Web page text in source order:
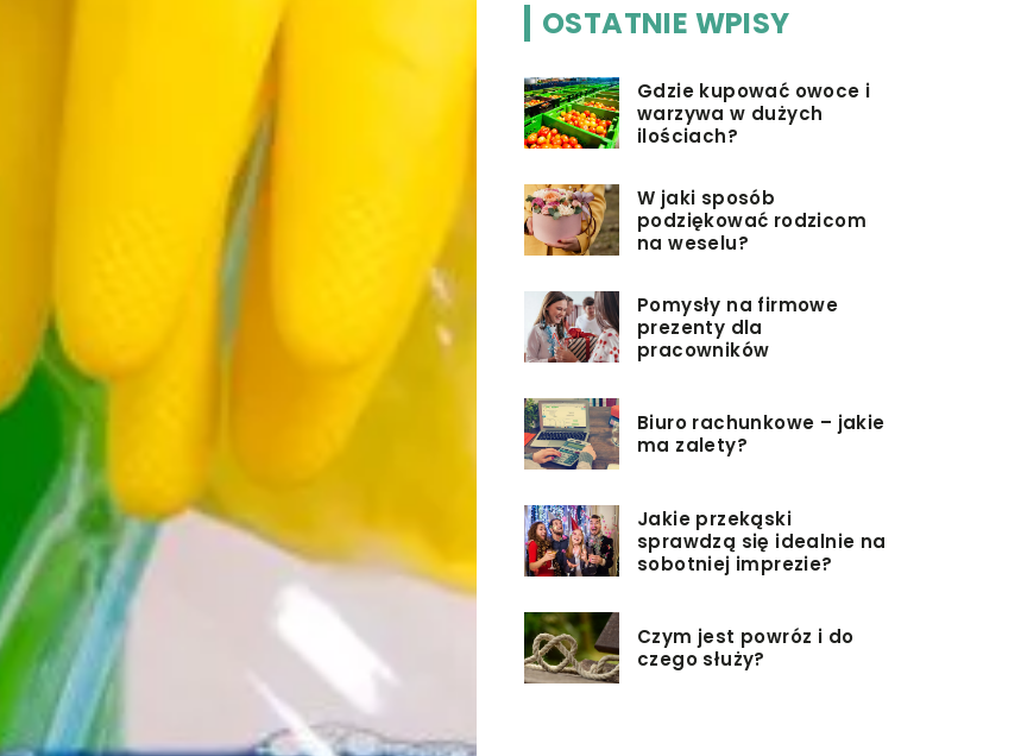
OSTATNIE WPISY
Gdzie kupować owoce i
warzywa w dużych
ilościach?
W jaki sposób
podziękować rodzicom
na weselu?
Pomysły na firmowe
prezenty dla
pracowników
Biuro rachunkowe – jakie
ma zalety?
Jakie przekąski
sprawdzą się idealnie na
sobotniej imprezie?
Czym jest powróz i do
czego służy?